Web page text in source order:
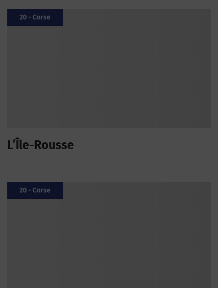
20 - Corse
L’Île-Rousse
20 - Corse